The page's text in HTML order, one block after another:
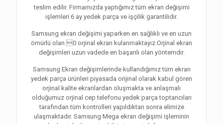
teslim edilir. Firmamızda yaptığımız tüm ekran değişimi
işlemleri 6 ay yedek parça ve işçilik garantilidir.
Samsung ekran değişimi yaparken en sağlıklı ve en uzun
ömürlü olan 0 orjinal ekran kulanmaktayız.Orjinal ekran
değişimleri uzun vadede en başarılı olan yöntemdir.
Samsung Ekran değişimlerinde kullandığımız tüm ekran
yedek parça ürünleri piyasada orijinal olarak kabul gören
orjinal kalite ekranlardan oluşmakta ve anlaşmalı
olduğumuz orjinal cep telefonu yedek parça toptancıları
tarafından tüm kontrolleri yapıldıktan sonra elimize
ulaşmaktadır. Samsung Mega ekran değişimi işleminin